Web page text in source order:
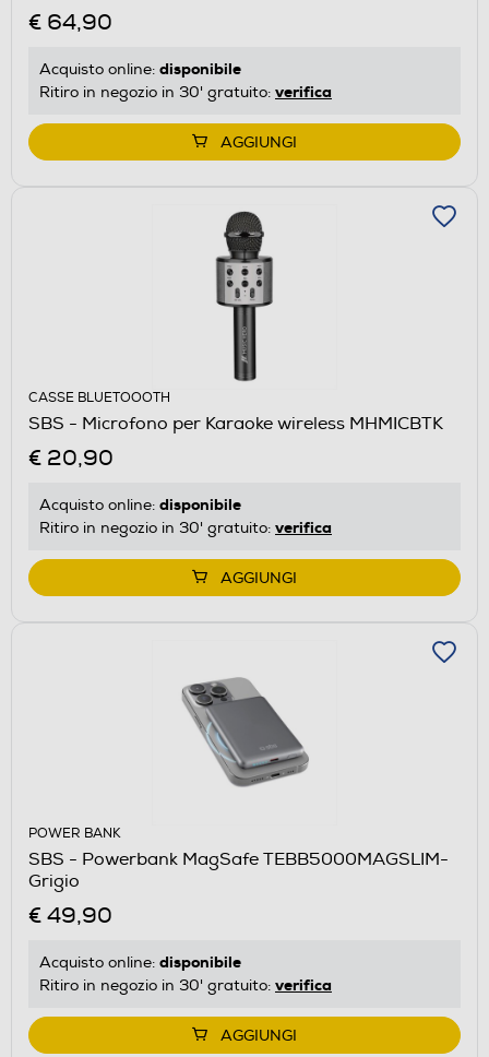
€ 64,90
Acquisto online: disponibile
Ritiro in negozio in 30' gratuito: verifica
AGGIUNGI
CASSE BLUETOOOTH
SBS - Microfono per Karaoke wireless MHMICBTK
€ 20,90
Acquisto online: disponibile
Ritiro in negozio in 30' gratuito: verifica
AGGIUNGI
POWER BANK
SBS - Powerbank MagSafe TEBB5000MAGSLIM-
Grigio
€ 49,90
Acquisto online: disponibile
Ritiro in negozio in 30' gratuito: verifica
AGGIUNGI